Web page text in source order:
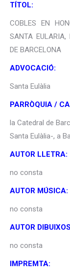
TÍTOL:
COBLES EN
SANTA EULARIA,
DE BARCELONA
ADVOCACIÓ:
Santa Eulàlia
PARRÒQUIA /
la Catedral de
Santa Eulàlia-, a
AUTOR LLETRA:
no consta
AUTOR MÚSICA:
no consta
AUTOR
no consta
IMPREMTA: